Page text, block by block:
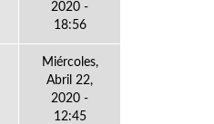
2020 -
18:56
Miércoles,
Abril 22,
2020 -
12:45